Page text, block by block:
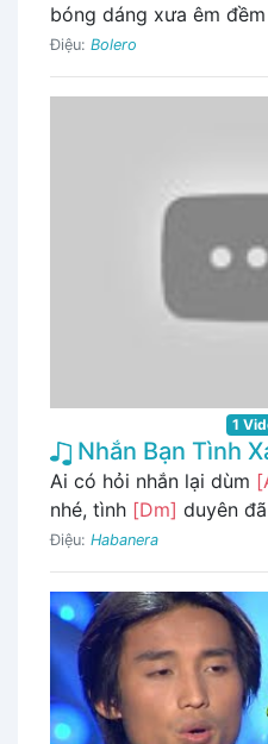
bóng dáng xưa êm đềm
Điệu: Bolero
1
Nhắn Bạn Tình
Ai có hỏi nhắn lại dùm
nhé, tình [Dm] duyên
Điệu: Habanera